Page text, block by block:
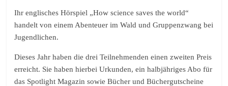
Ihr englisches Hörspiel „How science saves the world“
handelt von einem Abenteuer im Wald und Gruppenzwang bei
Jugendlichen.
Dieses Jahr haben die drei Teilnehmenden einen zweiten Preis
erreicht. Sie haben hierbei Urkunden, ein halbjähriges Abo für
das Spotlight Magazin sowie Bücher und Büchergutscheine